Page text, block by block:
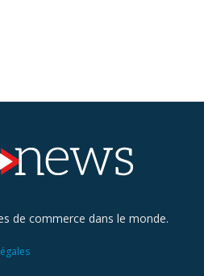
de commerce dans le monde.